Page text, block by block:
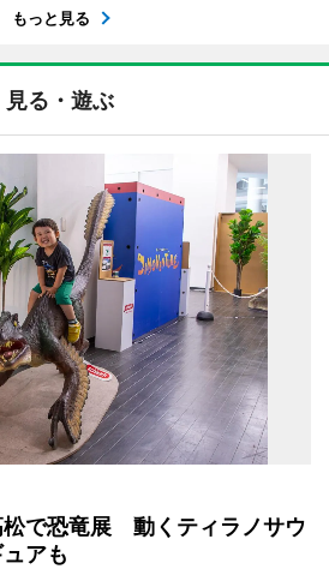
もっと見る
見る・遊ぶ
松で恐竜展 動くティラノサウ
アも